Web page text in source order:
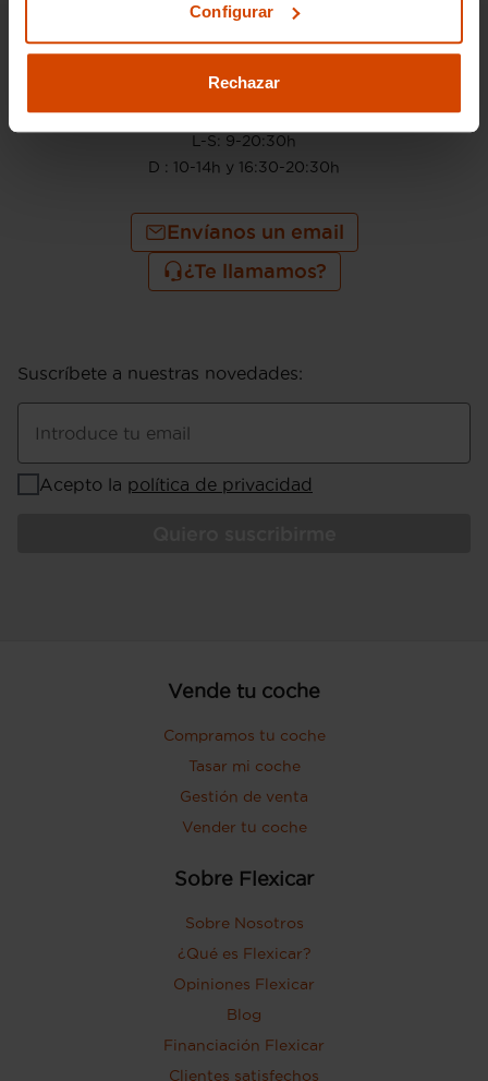
Configurar
Rechazar
910 605 222
L-S: 9-20:30h
D : 10-14h y 16:30-20:30h
Envíanos un email
¿Te llamamos?
Suscríbete a nuestras novedades:
Introduce tu email
Acepto la política de privacidad
Vende tu coche
Compramos tu coche
Tasar mi coche
Gestión de venta
Vender tu coche
Sobre Flexicar
Sobre Nosotros
¿Qué es Flexicar?
Opiniones Flexicar
Blog
Financiación Flexicar
Clientes satisfechos